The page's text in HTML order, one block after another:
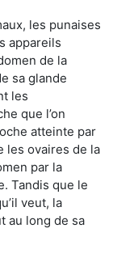
les punaises
appareils
de la
sa glande
les
que l’on
atteinte par
les ovaires de la
par la
Tandis que le
veut, la
au long de sa